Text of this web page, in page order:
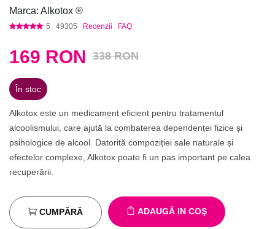
Marca: Alkotox ®
5 49305 Recenzii FAQ
169 RON 338 RON
În stoc
Alkotox este un medicament eficient pentru tratamentul
alcoolismului, care ajută la combaterea dependenței fizice și
psihologice de alcool. Datorită compoziției sale naturale și
efectelor complexe, Alkotox poate fi un pas important pe calea
recuperării.
ADAUGĂ IN COŞ
CUMPĂRĂ